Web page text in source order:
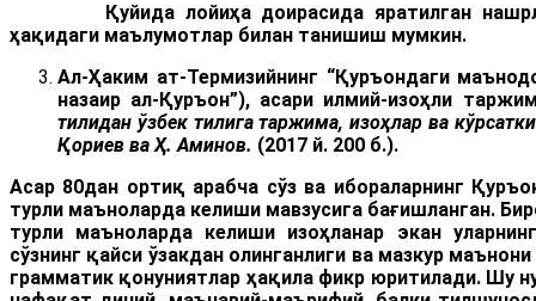
Қуйида лойиҳа доирасида яратилган
ҳақидаги маълумотлар билан танишиш мумкин.
Ал-Ҳаким ат-Термизийнинг “Қуръондаги
назаир ал-Қуръон”), асари илмий-изоҳли
тилидан ўзбек тилига таржима, изоҳлар ва
Қориев ва Ҳ. Аминов. (2017 й. 200 б.).
Асар 80дан ортиқ арабча сўз ва ибораларнинг
турли маъноларда келиши мавзусига бағишланган.
турли маъноларда келиши изоҳланар экан
сўзнинг қайси ўзакдан олинганлиги ва мазкур
грамматик қонуниятлар ҳақила фикр юритилади. Шу